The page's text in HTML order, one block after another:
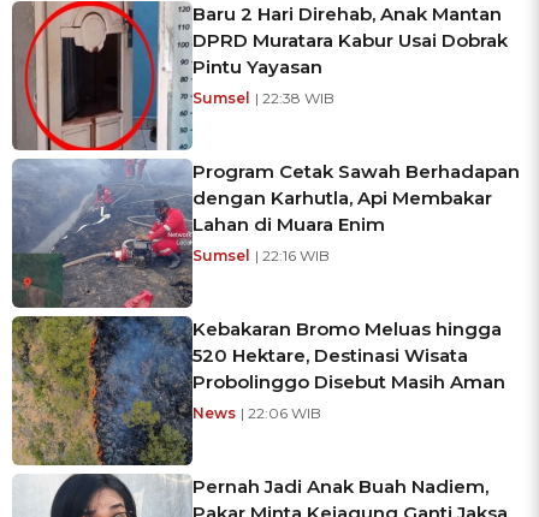
Baru 2 Hari Direhab, Anak Mantan
DPRD Muratara Kabur Usai Dobrak
Pintu Yayasan
Sumsel | 22:38 WIB
Program Cetak Sawah Berhadapan
dengan Karhutla, Api Membakar
Lahan di Muara Enim
Sumsel | 22:16 WIB
Kebakaran Bromo Meluas hingga
520 Hektare, Destinasi Wisata
Probolinggo Disebut Masih Aman
News | 22:06 WIB
Pernah Jadi Anak Buah Nadiem,